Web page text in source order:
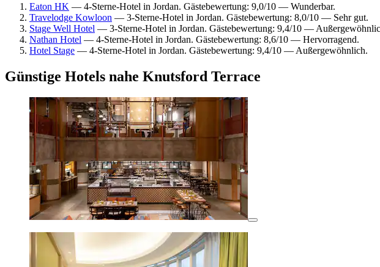
Eaton HK — 4-Sterne-Hotel in Jordan. Gästebewertung: 9,0/10 — Wunderbar.
Travelodge Kowloon — 3-Sterne-Hotel in Jordan. Gästebewertung: 8,0/10 — Sehr gut.
Stage Well Hotel — 3-Sterne-Hotel in Jordan. Gästebewertung: 9,4/10 —
Nathan Hotel — 4-Sterne-Hotel in Jordan. Gästebewertung: 8,6/10 — Hervorragend.
Hotel Stage — 4-Sterne-Hotel in Jordan. Gästebewertung: 9,4/10 — Außergewöhnlich.
Günstige Hotels nahe Knutsford Terrace